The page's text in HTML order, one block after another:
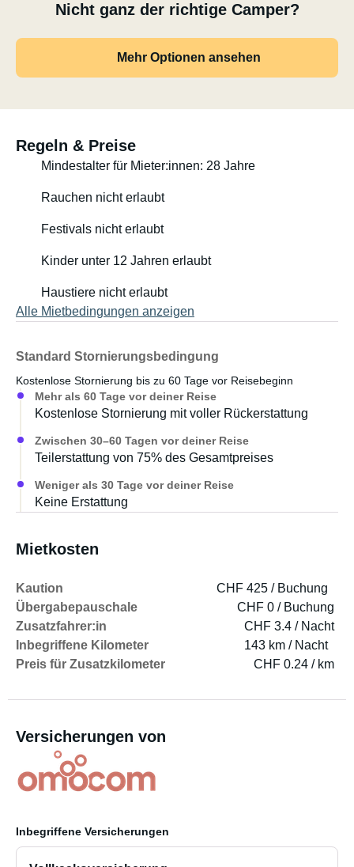
Nicht ganz der richtige Camper?
Mehr Optionen ansehen
Regeln & Preise
Mindestalter für Mieter:innen: 28 Jahre
Rauchen nicht erlaubt
Festivals nicht erlaubt
Kinder unter 12 Jahren erlaubt
Haustiere nicht erlaubt
Alle Mietbedingungen anzeigen
Standard Stornierungsbedingung
Kostenlose Stornierung bis zu 60 Tage vor Reisebeginn
Mehr als 60 Tage vor deiner Reise
Kostenlose Stornierung mit voller Rückerstattung
Zwischen 30–60 Tagen vor deiner Reise
Teilerstattung von 75% des Gesamtpreises
Weniger als 30 Tage vor deiner Reise
Keine Erstattung
Mietkosten
Kaution
CHF 425 / Buchung
Übergabepauschale
CHF 0 / Buchung
Zusatzfahrer:in
CHF 3.4 / Nacht
Inbegriffene Kilometer
143 km / Nacht
Preis für Zusatzkilometer
CHF 0.24 / km
Versicherungen von
Inbegriffene Versicherungen